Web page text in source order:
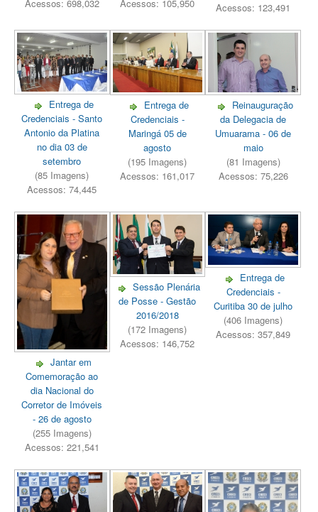
Acessos: 698,032
Acessos: 105,950
Acessos: 123,491
Entrega de
Credenciais - Santo
Antonio da Platina
no dia 03 de
setembro
(85 Imagens)
Acessos: 74,445
Entrega de
Credenciais -
Maringá 05 de
agosto
(195 Imagens)
Acessos: 161,017
Reinauguração
da Delegacia de
Umuarama - 06 de
maio
(81 Imagens)
Acessos: 75,226
Jantar em
Comemoração ao
dia Nacional do
Corretor de Imóveis
- 26 de agosto
(255 Imagens)
Acessos: 221,541
Sessão Plenária
de Posse - Gestão
2016/2018
(172 Imagens)
Acessos: 146,752
Entrega de
Credenciais -
Curitiba 30 de julho
(406 Imagens)
Acessos: 357,849